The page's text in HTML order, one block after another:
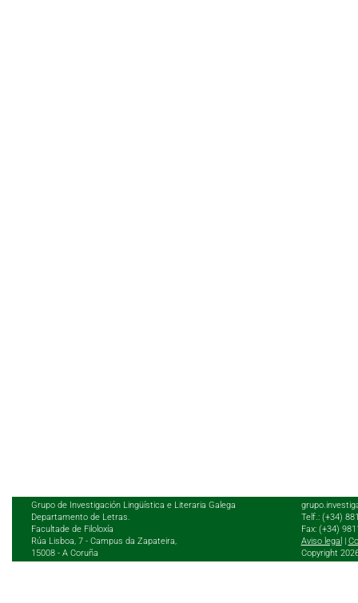
Grupo de Investigación Lingüística e Literaria Galega
Departamento de Letras.
Facultade de Filoloxía
Rúa Lisboa, 7 - Campus da Zapateira,
15008 - A Coruña
Telf.: (+34)
Fax: (+34)
Aviso legal
Copyright